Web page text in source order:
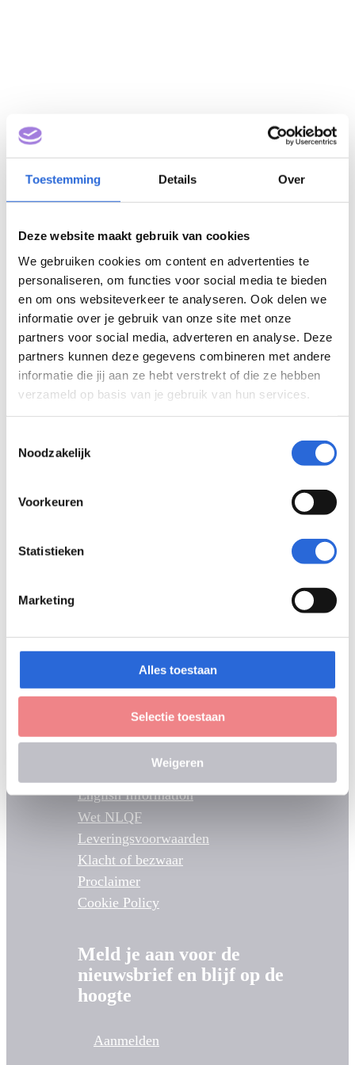
Toestemming Details Over
Deze website maakt gebruik van cookies
We gebruiken cookies om content en advertenties te
personaliseren, om functies voor social media te bieden
en om ons websiteverkeer te analyseren. Ook delen we
informatie over je gebruik van onze site met onze
partners voor social media, adverteren en analyse. Deze
partners kunnen deze gegevens combineren met andere
informatie die jij aan ze hebt verstrekt of die ze hebben
verzameld op basis van je gebruik van hun services.
Noodzakelijk
Voorkeuren
Statistieken
Marketing
Alles toestaan
Selectie toestaan
Weigeren
Service & Onderhoud
pompen & motoren (NLQF
3)
Eigenaar: TechNext
Tetrix Techniekopleidingen
Vakopleiding Metaal
AT Opleidingen
U.A.
English Information
Wet NLQF
Leveringsvoorwaarden
Klacht of bezwaar
Proclaimer
Cookie Policy
Meld je aan voor de
nieuwsbrief en blijf op de
hoogte
Aanmelden